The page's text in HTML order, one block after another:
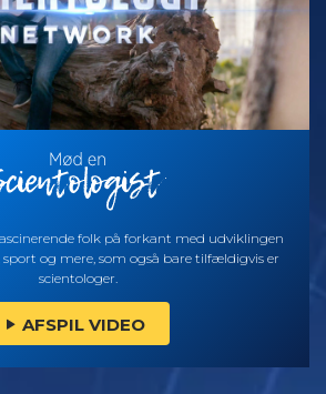
folk på forkant med udviklingen
sport og mere, som også bare tilfældigvis er
scientologer.
AFSPIL VIDEO